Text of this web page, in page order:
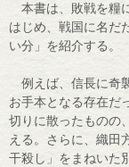
本書は、敗戦を糧
はじめ、戦国に名だ
い分」を紹介する。
例えば、信長に奇
お手本となる存在だ
切りに散ったものの
える。さらに、織田
干殺し」をまねいた